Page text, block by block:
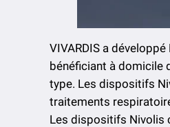
VIVARDIS a
bénéficiant à domicile
type. Les dispositifs
traitements
Les dispositifs Nivolis